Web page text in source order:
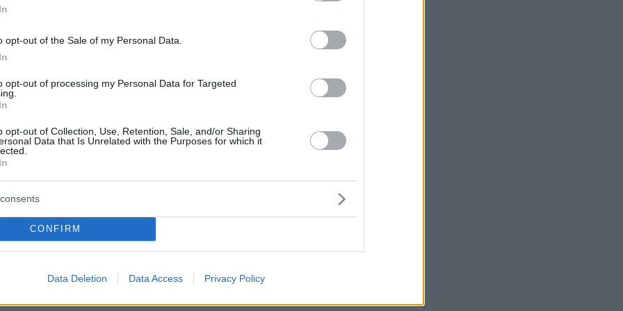
opt-out of the Sale of my Personal Data.
opt-out of processing my Personal Data for Targeted
opt-out of Collection, Use, Retention, Sale, and/or Sharing
Data that Is Unrelated with the Purposes for which it
CONFIRM
Data Deletion Data Access Privacy Policy
dell’Ungheria, mentre Tisza potrebbe
elettorale come indipendente sostenuto dal
importanti delle previsioni è
la supermaggioranza
comunque la soglia dei due terzi anche se
fosse aggiunto al blocco.
significativo il margine di manovra di Orbán per